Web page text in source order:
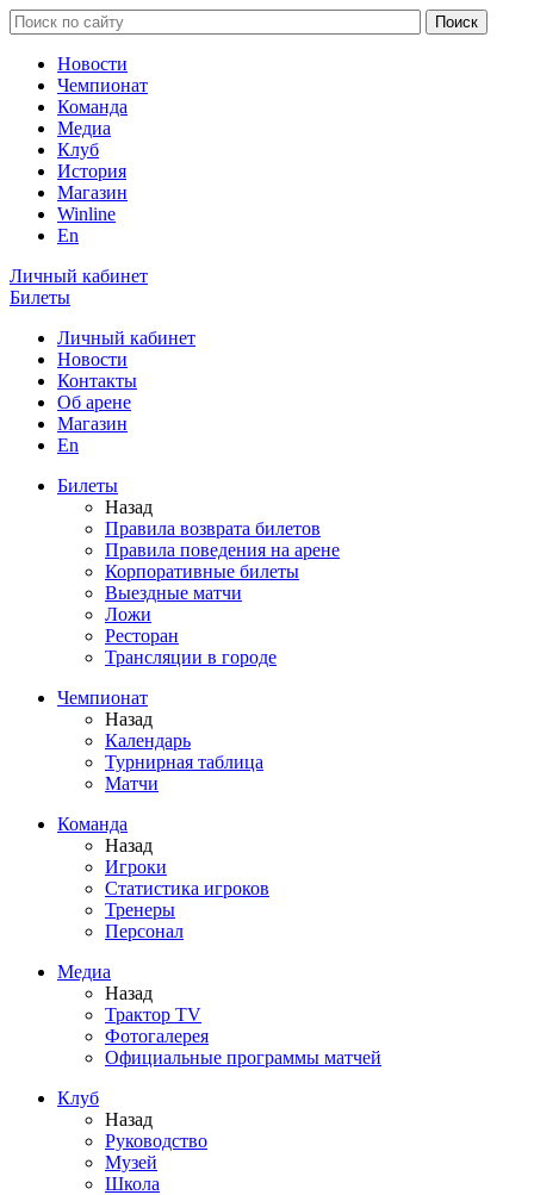
Новости
Чемпионат
Команда
Медиа
Клуб
История
Магазин
Winline
En
Личный кабинет
Билеты
Личный кабинет
Новости
Контакты
Об арене
Магазин
En
Билеты
Назад
Правила возврата билетов
Правила поведения на арене
Корпоративные билеты
Выездные матчи
Ложи
Ресторан
Трансляции в городе
Чемпионат
Назад
Календарь
Турнирная таблица
Матчи
Команда
Назад
Игроки
Статистика игроков
Тренеры
Персонал
Медиа
Назад
Трактор TV
Фотогалерея
Официальные программы матчей
Клуб
Назад
Руководство
Музей
Школа